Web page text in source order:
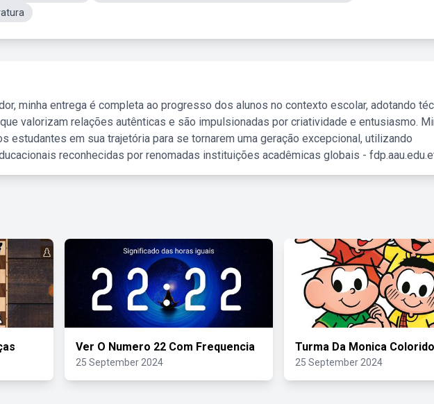
minha entrega é completa ao progresso dos alunos no contexto escolar, adotando
valorizam relações autênticas e são impulsionadas por criatividade e entusiasmo.
estudantes em sua trajetória para se tornarem uma geração excepcional, utilizando
reconhecidas por renomadas instituições acadêmicas globais -
Ver O Numero 22 Com Frequencia
25 September 2024
Turma Da Monica Colorido
25 September 2024